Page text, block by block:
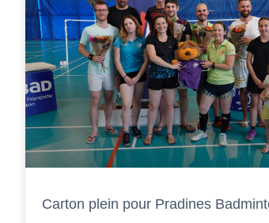
Carton plein pour Pradines